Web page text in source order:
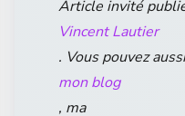
Article invité
Vincent Lautier
. Vous pouvez
mon blog
, ma